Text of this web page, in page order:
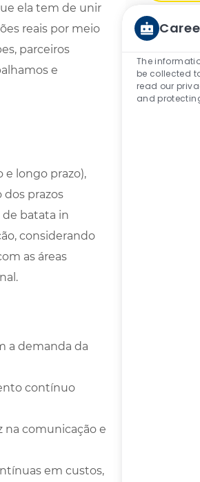
ela tem de unir
reais por meio
parceiros
e
longo prazo),
prazos
batata in
considerando
as áreas
a demanda da
contínuo
na comunicação e
em custos,
Share
Share
The
be collected
read our
and